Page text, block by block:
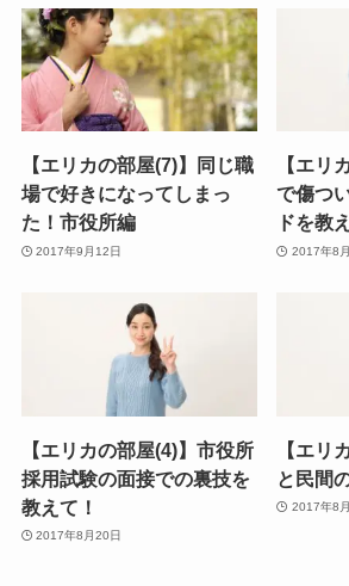
【エリカの部屋(7)】同じ職
場で好きになってしまっ
た！市役所編
2017年9月12日
【エリ
で傷つ
ドを教
2017年8
【エリカの部屋(4)】市役所
採用試験の面接での裏技を
教えて！
2017年8月20日
【エリ
と民間
2017年8